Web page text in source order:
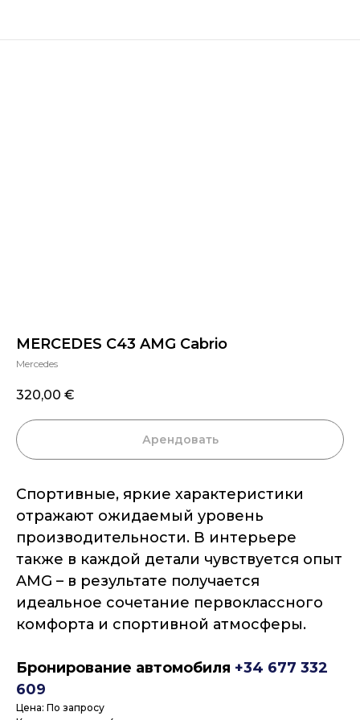
MERCEDES C43 AMG Cabrio
Mercedes
320,00 €
Арендовать
Спортивные, яркие характеристики
отражают ожидаемый уровень
производительности. В интерьере
также в каждой детали чувствуется опыт
AMG – в результате получается
идеальное сочетание первоклассного
комфорта и спортивной атмосферы.
Бронирование автомобиля +34 677 332
609
Цена: По запросу